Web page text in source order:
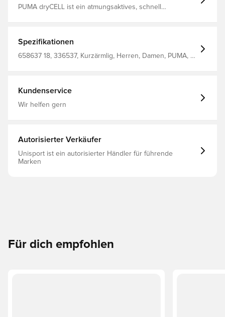
PUMA dryCELL ist ein atmungsaktives, schnell
Polyester
Spezifikationen
658637 18, 336537, Kurzärmlig, Herren, Damen, PUMA, T-
Kundenservice
Wir helfen gern
Autorisierter Verkäufer
Unisport ist ein autorisierter Händler für führende
Marken
Für dich empfohlen